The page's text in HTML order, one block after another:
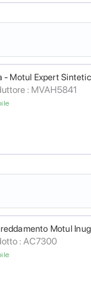
- Motul Expert
: MVAH5841
Motul
: AC7300